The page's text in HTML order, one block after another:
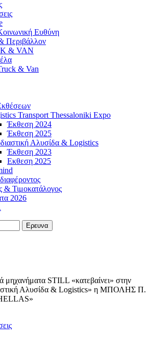
Ευθύνη
Περιβάλλον
& VAN
& Van
Transport Thessaloniki Expo
Έκθεση 2024
Έκθεση 2025
Αλυσίδα & Logistics
Έκθεση 2023
Εκθεση 2025
& Τιμοκατάλογος
2026
μηχανήματα STILL «κατεβαίνει» στην
Αλυσίδα & Logistics» η ΜΠΟΛΗΣ Π.